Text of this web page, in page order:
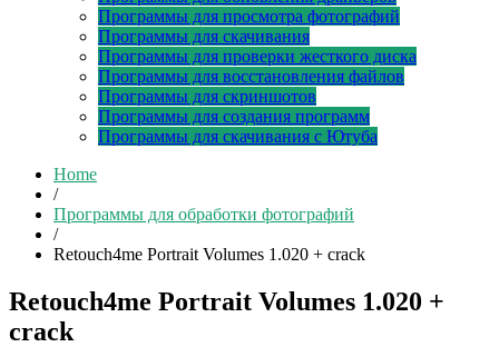
Программы для просмотра фотографий
Программы для скачивания
Программы для проверки жесткого диска
Программы для восстановления файлов
Программы для скриншотов
Программы для создания программ
Программы для скачивания с Ютуба
Home
/
Программы для обработки фотографий
/
Retouch4me Portrait Volumes 1.020 + crack
Retouch4me Portrait Volumes 1.020 +
crack